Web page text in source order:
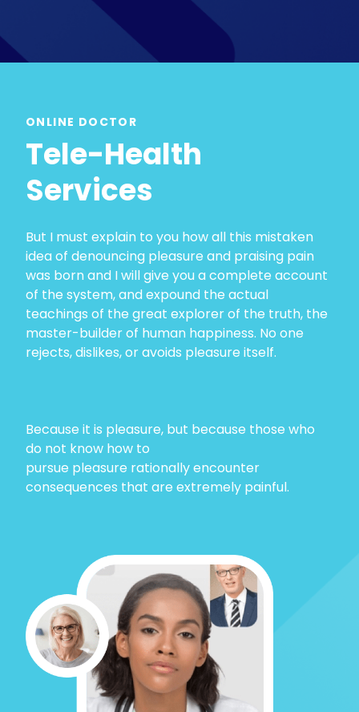
ONLINE DOCTOR
Tele-Health
Services
But I must explain to you how all this mistaken
idea of denouncing pleasure and praising pain
was born and I will give you a complete account
of the system, and expound the actual
teachings of the great explorer of the truth, the
master-builder of human happiness. No one
rejects, dislikes, or avoids pleasure itself.
Because it is pleasure, but because those who
do not know how to
pursue pleasure rationally encounter
consequences that are extremely painful.